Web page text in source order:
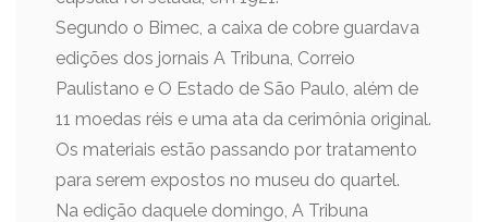
Segundo o Bimec, a caixa de cobre guardava
edições dos jornais A Tribuna, Correio
Paulistano e O Estado de São Paulo, além de
11 moedas réis e uma ata da cerimônia original.
Os materiais estão passando por tratamento
para serem expostos no museu do quartel.
Na edição daquele domingo, A Tribuna